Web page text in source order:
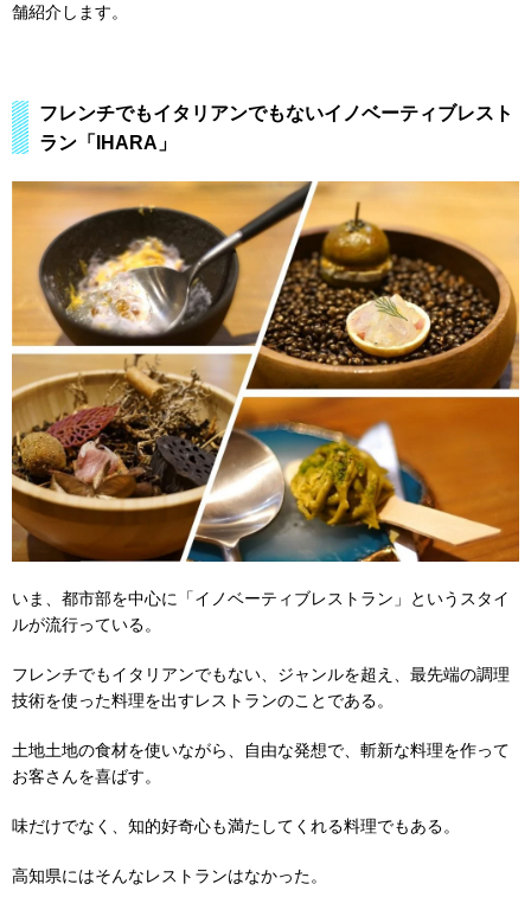
舗紹介します。
フレンチでもイタリアンでもないイノベーティブレスト
ラン「IHARA」
いま、都市部を中心に「イノベーティブレストラン」というスタイ
ルが流行っている。
フレンチでもイタリアンでもない、ジャンルを超え、最先端の調理
技術を使った料理を出すレストランのことである。
土地土地の食材を使いながら、自由な発想で、斬新な料理を作って
お客さんを喜ばす。
味だけでなく、知的好奇心も満たしてくれる料理でもある。
高知県にはそんなレストランはなかった。